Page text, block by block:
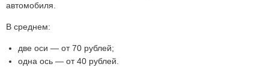
автомобиля.
В среднем:
две оси — от 70 рублей;
одна ось — от 40 рублей.